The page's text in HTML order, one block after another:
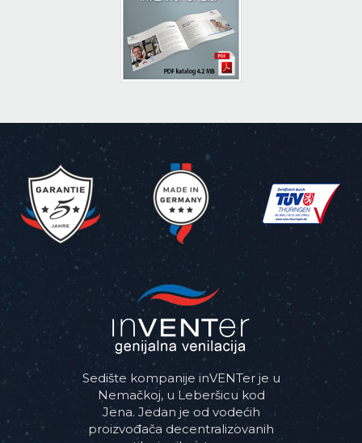
Sedište kompanije inVENTer je u
Nemačkoj, u Leberšicu kod
Jena. Jedan je od vodećih
proizvođača decentralizovanih